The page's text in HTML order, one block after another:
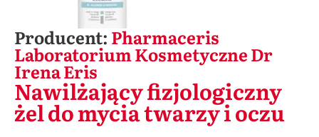
Producent: Pharmaceris
Laboratorium Kosmetyczne Dr
Irena Eris
Nawilżający fizjologiczny
żel do mycia twarzy i oczu